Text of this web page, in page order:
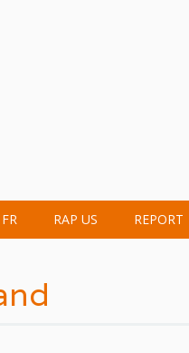
RAP US REPORT